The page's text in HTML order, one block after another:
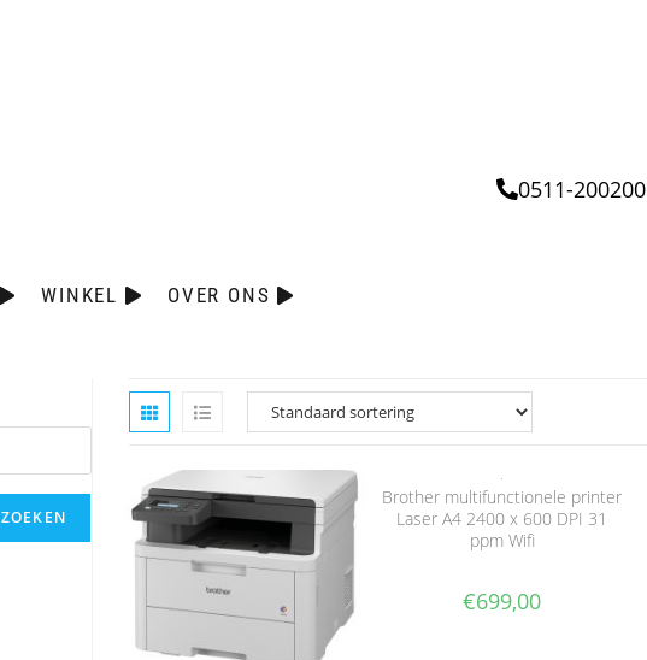
WINKEL
OVER ONS
0511-200200
Brother multifunctionele printer
Laser A4 2400 x 600 DPI 31
ppm Wifi
€699,00
ZOEKEN